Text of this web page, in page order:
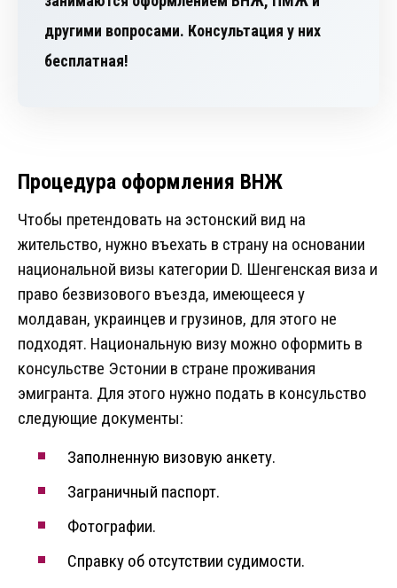
другими вопросами. Консультация у них
бесплатная!
Процедура оформления ВНЖ
Чтобы претендовать на эстонский вид на
жительство, нужно въехать в страну на основании
национальной визы категории D. Шенгенская виза и
право безвизового въезда, имеющееся у
молдаван, украинцев и грузинов, для этого не
подходят. Национальную визу можно оформить в
консульстве Эстонии в стране проживания
эмигранта. Для этого нужно подать в консульство
следующие документы:
Заполненную визовую анкету.
Заграничный паспорт.
Фотографии.
Справку об отсутствии судимости.